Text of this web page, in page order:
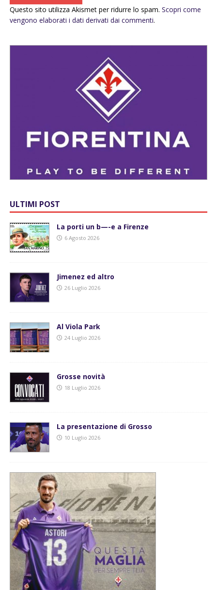
Questo sito utilizza Akismet per ridurre lo spam. Scopri come
vengono elaborati i dati derivati dai commenti.
ULTIMI POST
La porti un b—-e a Firenze
6 Agosto 2026
Jimenez ed altro
26 Luglio 2026
Al Viola Park
24 Luglio 2026
Grosse novità
18 Luglio 2026
La presentazione di Grosso
10 Luglio 2026